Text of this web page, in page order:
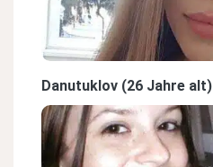
Danutuklov (26 Jahre alt)